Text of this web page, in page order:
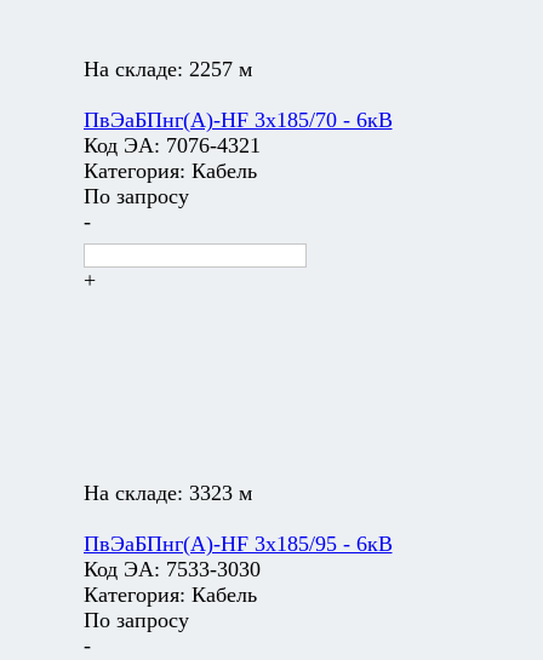
На складе: 2257 м
ПвЭаБПнг(А)-HF 3х185/70 - 6кВ
Код ЭА: 7076-4321
Категория: Кабель
По запросу
-
+
На складе: 3323 м
ПвЭаБПнг(А)-HF 3х185/95 - 6кВ
Код ЭА: 7533-3030
Категория: Кабель
По запросу
-